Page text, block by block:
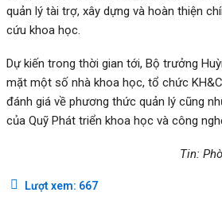
quản lý tài trợ, xây dựng và hoàn thiện
cứu khoa học.
Dự kiến trong thời gian tới, Bộ trưởng
mặt một số nhà khoa học, tổ chức
đánh giá về phương thức quản lý cũng
của Quỹ Phát triển khoa học và công
Tin:
Lượt xem: 667